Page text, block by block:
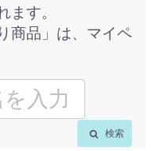
ます。
商品」は、マイペ
検索